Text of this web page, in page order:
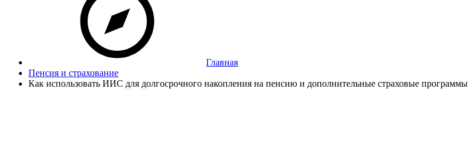
Главная
Пенсия и страхование
Как использовать ИИС для долгосрочного накопления на пенсию и дополнительные страховые программы